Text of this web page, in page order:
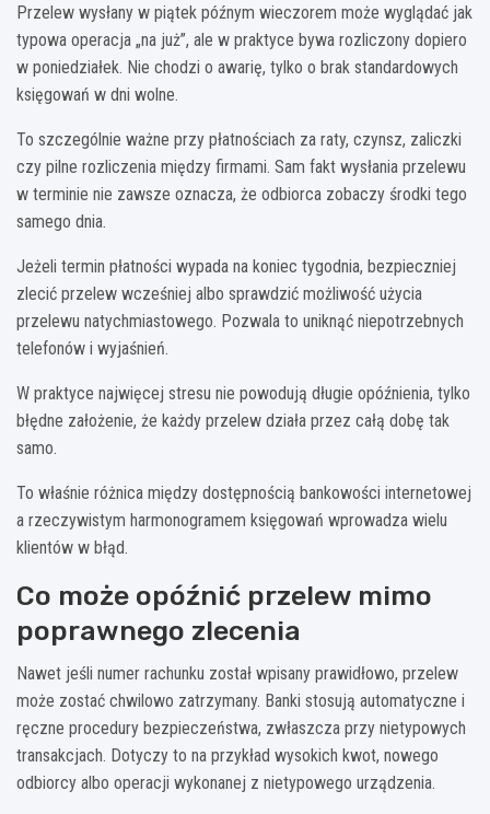
Przelew wysłany w piątek późnym wieczorem może wyglądać jak
typowa operacja „na już”, ale w praktyce bywa rozliczony dopiero
w poniedziałek. Nie chodzi o awarię, tylko o brak standardowych
księgowań w dni wolne.
To szczególnie ważne przy płatnościach za raty, czynsz, zaliczki
czy pilne rozliczenia między firmami. Sam fakt wysłania przelewu
w terminie nie zawsze oznacza, że odbiorca zobaczy środki tego
samego dnia.
Jeżeli termin płatności wypada na koniec tygodnia, bezpieczniej
zlecić przelew wcześniej albo sprawdzić możliwość użycia
przelewu natychmiastowego. Pozwala to uniknąć niepotrzebnych
telefonów i wyjaśnień.
W praktyce najwięcej stresu nie powodują długie opóźnienia, tylko
błędne założenie, że każdy przelew działa przez całą dobę tak
samo.
To właśnie różnica między dostępnością bankowości internetowej
a rzeczywistym harmonogramem księgowań wprowadza wielu
klientów w błąd.
Co może opóźnić przelew mimo
poprawnego zlecenia
Nawet jeśli numer rachunku został wpisany prawidłowo, przelew
może zostać chwilowo zatrzymany. Banki stosują automatyczne i
ręczne procedury bezpieczeństwa, zwłaszcza przy nietypowych
transakcjach. Dotyczy to na przykład wysokich kwot, nowego
odbiorcy albo operacji wykonanej z nietypowego urządzenia.